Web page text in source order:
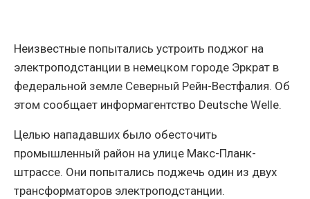
Неизвестные попытались устроить поджог на
электроподстанции в немецком городе Эркрат в
федеральной земле Северный Рейн-Вестфалия. Об
этом сообщает информагентство Deutsche Welle.
Целью нападавших было обесточить
промышленный район на улице Макс-Планк-
штрассе. Они попытались поджечь один из двух
трансформаторов электроподстанции.